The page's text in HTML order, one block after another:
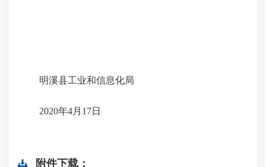
明溪县工业和信息化局
2020年4月 17日
附件下载：